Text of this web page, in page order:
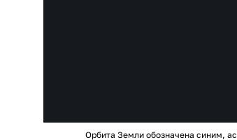
Орбита Земли обозначена синим,